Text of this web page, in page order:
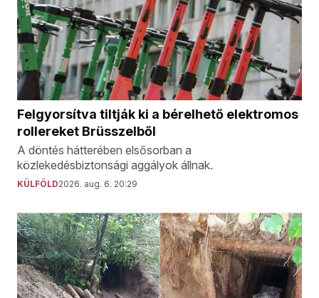
Felgyorsítva tiltják ki a bérelhető elektromos
rollereket Brüsszelből
A döntés hátterében elsősorban a
közlekedésbiztonsági aggályok állnak.
KÜLFÖLD2026. aug. 6. 20:29